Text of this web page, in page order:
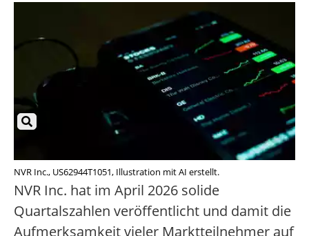
NVR Inc., US62944T1051, Illustration mit AI erstellt.
NVR Inc. hat im April 2026 solide
Quartalszahlen veröffentlicht und damit die
Aufmerksamkeit vieler Marktteilnehmer auf